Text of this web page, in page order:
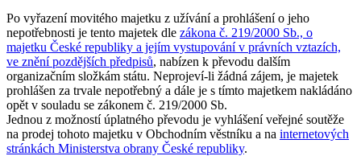
Po vyřazení movitého majetku z užívání a prohlášení o jeho
nepotřebnosti je tento majetek dle zákona č. 219/2000 Sb., o
majetku České republiky a jejím vystupování v právních vztazích,
ve znění pozdějších předpisů, nabízen k převodu dalším
organizačním složkám státu. Neprojeví-li žádná zájem, je majetek
prohlášen za trvale nepotřebný a dále je s tímto majetkem nakládáno
opět v souladu se zákonem č. 219/2000 Sb.
Jednou z možností úplatného převodu je vyhlášení veřejné soutěže
na prodej tohoto majetku v Obchodním věstníku a na internetových
stránkách Ministerstva obrany České republiky.